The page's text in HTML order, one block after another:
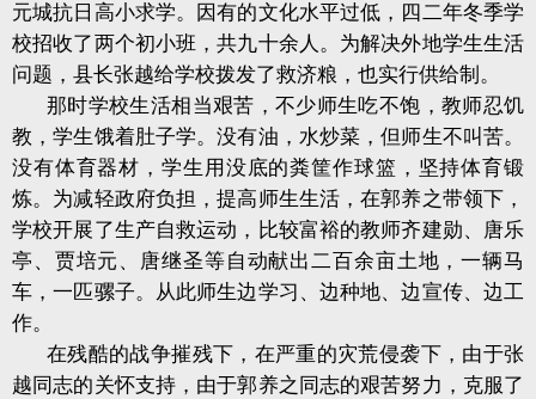
元城抗日高小求学。因有的文化水平过低，四二年冬季学
校招收了两个初小班，共九十余人。为解决外地学生生活
问题，县长张越给学校拨发了救济粮，也实行供给制。
那时学校生活相当艰苦，不少师生吃不饱，教师忍饥
教，学生饿着肚子学。没有油，水炒菜，但师生不叫苦。
没有体育器材，学生用没底的粪筐作球篮，坚持体育锻
炼。为减轻政府负担，提高师生生活，在郭养之带领下，
学校开展了生产自救运动，比较富裕的教师齐建勋、唐乐
亭、贾培元、唐继圣等自动献出二百余亩土地，一辆马
车，一匹骡子。从此师生边学习、边种地、边宣传、边工
作。
在残酷的战争摧残下，在严重的灾荒侵袭下，由于张
越同志的关怀支持，由于郭养之同志的艰苦努力，克服了